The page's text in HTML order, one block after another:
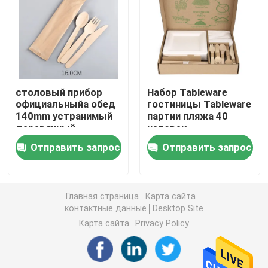
Tableware майцены
устранимые бумажные стаканчики
Топливо фитиля ссаживая
Топливо геля ссаживая
PVC льнет обруч
Compostable столовый прибор CPLA
столовый прибор
официальныйа обед
140mm устранимый
деревянный
установил
Biodegradable ножи и
ложки вилок
Отправить запрос
Набор Tableware
гостиницы Tableware
партии пляжа 40
человек
располагаясь
лагерем Compostable
Отправить запрос
Главная страница
Карта сайта
контактные данные
Desktop Site
Карта сайта
Privacy Policy